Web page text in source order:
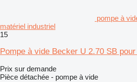
pompe à
matériel industriel
15
Pompe à vide Becker U 2.70 SB
Prix sur demande
Pièce détachée - pompe à vide